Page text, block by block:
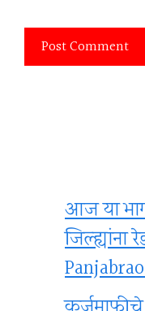
आज या
जिल्ह्यांना